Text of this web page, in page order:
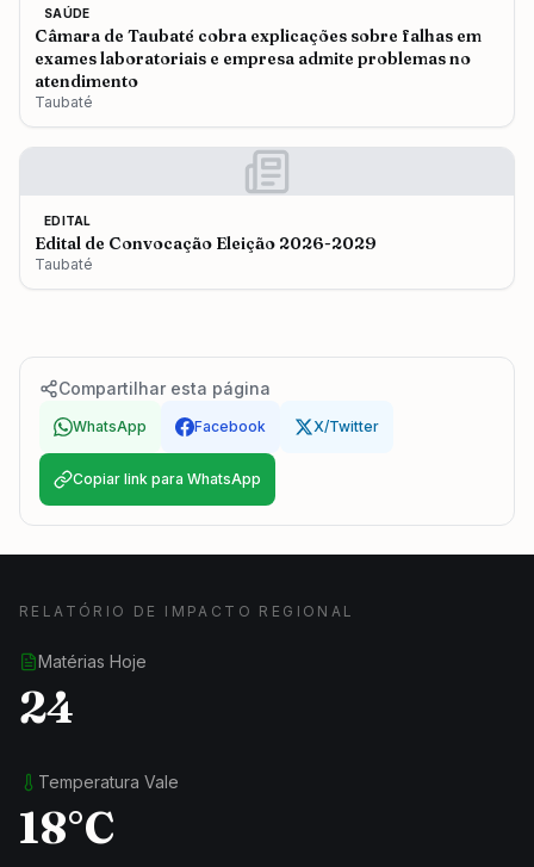
SAÚDE
Câmara de Taubaté cobra explicações sobre falhas em
exames laboratoriais e empresa admite problemas no
atendimento
Taubaté
EDITAL
Edital de Convocação Eleição 2026-2029
Taubaté
Compartilhar esta página
WhatsApp Facebook X/Twitter
Copiar link para WhatsApp
RELATÓRIO DE IMPACTO REGIONAL
Matérias Hoje
24
Temperatura Vale
18°C